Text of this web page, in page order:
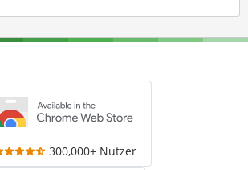
300,000+ Nutzer